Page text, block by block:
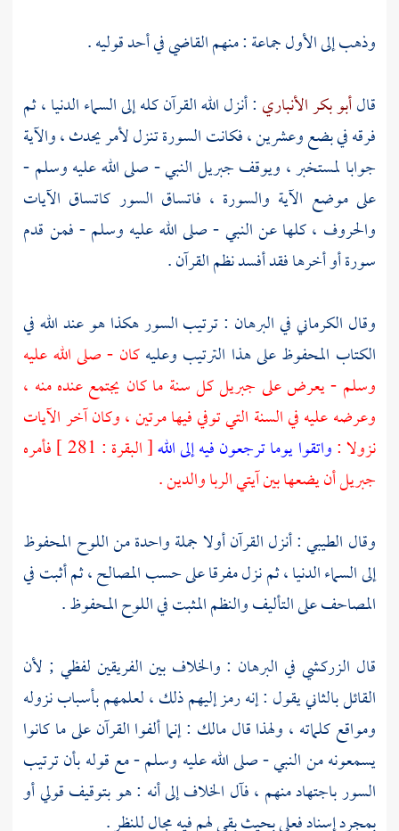
وذهب إلى الأول جماعة : منهمالقاضيفي أحد قوليه .
قالأبو بكر الأنباري : أنزل الله القرآن كله إلى السماء الدنيا ، ثم
فرقه في بضع وعشرين ، فكانت السورة تنزل لأمر يحدث ، والآية
جوابا لمستخبر ، ويوقفجبريلالنبي - صلى الله عليه وسلم -
على موضع الآية والسورة ، فاتساق السور كاتساق الآيات
والحروف ، كلها عن النبي - صلى الله عليه وسلم - فمن قدم
سورة أو أخرها فقد أفسد نظم القرآن .
وقال الكرمانيفي البرهان : ترتيب السور هكذا هو عند الله في
الكتاب المحفوظ على هذا الترتيب وعليهكان - صلى الله عليه
وسلم - يعرض على جبريلكل سنة ما كان يجتمع عنده منه ،
وعرضه عليه في السنة التي توفي فيها مرتين ، وكان آخر الآيات
نزولا :واتقوا يوما ترجعون فيه إلى الله[ البقرة : 281 ] فأمره
جبريلأن يضعها بين آيتي الربا والدين .
وقال الطيبي: أنزل القرآن أولا جملة واحدة من اللوح المحفوظ
إلى السماء الدنيا ، ثم نزل مفرقا على حسب المصالح ، ثم أثبت في
المصاحف على التأليف والنظم المثبت في اللوح المحفوظ .
قال الزركشي في البرهان : والخلاف بين الفريقين لفظي ; لأن
القائل بالثاني يقول : إنه رمز إليهم ذلك ، لعلمهم بأسباب نزوله
ومواقع كلماته ، ولهذا قالمالك : إنما ألفوا القرآن على ما كانوا
يسمعونه من النبي - صلى الله عليه وسلم - مع قوله بأن ترتيب
السور باجتهاد منهم ، فآل الخلاف إلى أنه : هو بتوقيف قولي أو
بمجرد إسناد فعلي بحيث بقي لهم فيه مجال للنظر .